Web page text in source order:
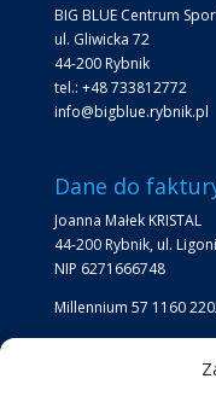
BIG BLUE Centrum
ul. Gliwicka 72
44-200 Rybnik
tel.: +48 733812772
info@bigblue.rybnik.pl
Dane do
Joanna Małek KRISTAL
44-200 Rybnik, ul.
NIP 6271666748
Millennium 57 1160